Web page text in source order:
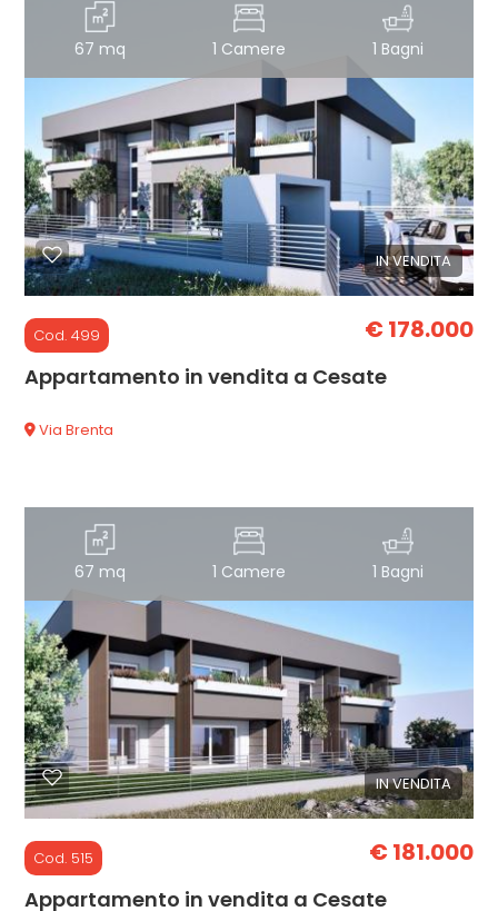
67 mq 1 Camere 1 Bagni
IN VENDITA
Cod. 499 € 178.000
Appartamento in vendita a Cesate
Via Brenta
67 mq 1 Camere 1 Bagni
IN VENDITA
Cod. 515 € 181.000
Appartamento in vendita a Cesate